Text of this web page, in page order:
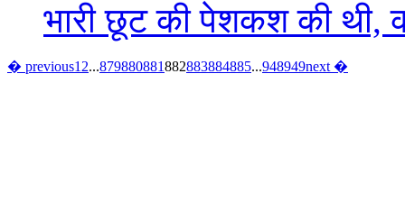
भारी छूट की पेशकश की थी,
� previous1 2...879880881882883884885...948949next �